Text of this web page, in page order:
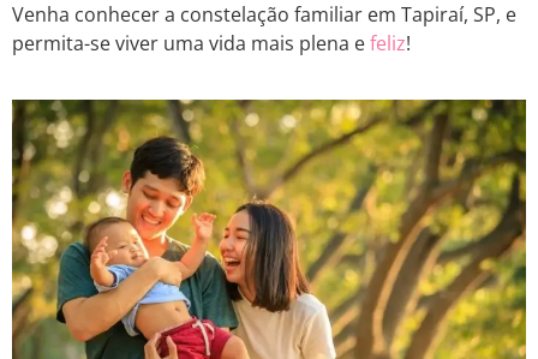
Venha conhecer a constelação familiar em Tapiraí, SP, e
permita-se viver uma vida mais plena efeliz!